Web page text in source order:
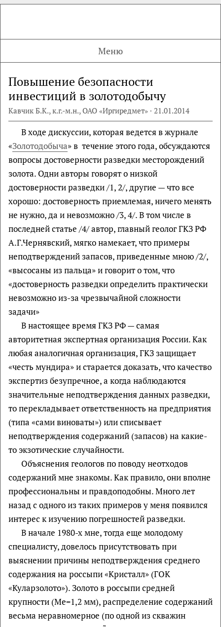
Меню
Повышение безопасности
инвестиций в золотодобычу
Кавчик Б.К., к.г.-м.н., ОАО «Иргиредмет» · 21.01.2014
В ходе дискуссии, которая ведется в журнале
«Золотодобыча» в течение этого года, обсуждаются
вопросы достоверности разведки месторождений
золота. Одни авторы говорят о низкой
достоверности разведки /1, 2/, другие — что все
хорошо: достоверность приемлемая, ничего менять
не нужно, да и невозможно /3, 4/. В том числе в
последней статье /4/ автор, главный геолог ГКЗ РФ
А.Г.Чернявский, мягко намекает, что примеры
неподтверждений запасов, приведенные мною /2/,
«высосаны из пальца» и говорит о том, что
«достоверность разведки определить практически
невозможно из-за чрезвычайной сложности
задачи»
В настоящее время ГКЗ РФ — самая
авторитетная экспертная организация России. Как
любая аналогичная организация, ГКЗ защищает
«честь мундира» и старается доказать, что качество
экспертиз безупречное, а когда наблюдаются
значительные неподтверждения данных разведки,
то перекладывает ответственность на предприятия
(типа «сами виноваты») или списывает
неподтверждения содержаний (запасов) на какие-
то экзотические случайности.
Объяснения геологов по поводу неотходов
содержаний мне знакомы. Как правило, они вполне
профессиональны и правдоподобны. Много лет
назад с одного из таких примеров у меня появился
интерес к изучению погрешностей разведки.
В начале 1980-х мне, тогда еще молодому
специалисту, довелось присутствовать при
выяснении причины неподтверждения среднего
содержания на россыпи «Кристалл» (ГОК
«Куларзолото»). Золото в россыпи средней
крупности (Ме=1,2 мм), распределение содержаний
весьма неравномерное (по одной из скважин